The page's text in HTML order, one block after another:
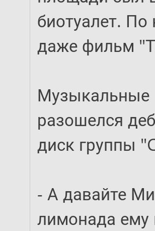
биотуалет.
даже фильм
разошелся
диск группы
- А давайте
лимонада ему